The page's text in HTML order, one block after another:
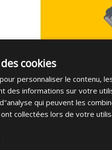
cookies
personnaliser le contenu,
des informations sur votre
qui peuvent les
collectées lors de votre